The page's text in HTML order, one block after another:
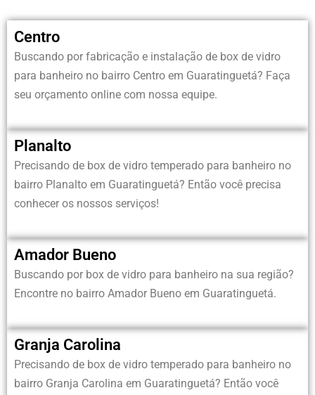
Centro
Buscando por fabricação e instalação de box de vidro
para banheiro no bairro Centro em Guaratinguetá? Faça
seu orçamento online com nossa equipe.
Planalto
Precisando de box de vidro temperado para banheiro no
bairro Planalto em Guaratinguetá? Então você precisa
conhecer os nossos serviços!
Amador Bueno
Buscando por box de vidro para banheiro na sua região?
Encontre no bairro Amador Bueno em Guaratinguetá.
Granja Carolina
Precisando de box de vidro temperado para banheiro no
bairro Granja Carolina em Guaratinguetá? Então você